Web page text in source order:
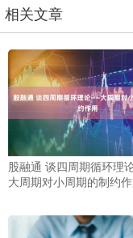
相关文章
股融通 谈四周期循环
大周期对小周期的制约